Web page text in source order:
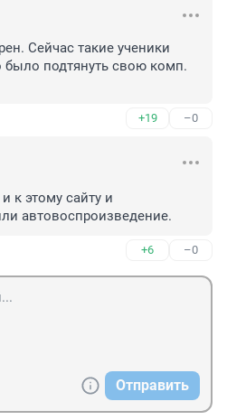
Сейчас такие ученики
было подтянуть свою комп.
+19 –0
к этому сайту и
автовоспроизведение.
+6 –0
Отправить